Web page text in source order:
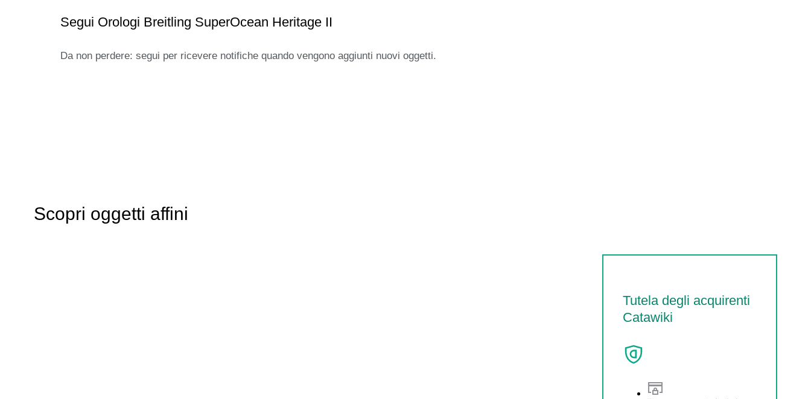
Segui Orologi Breitling SuperOcean Heritage II
Da non perdere: segui per ricevere notifiche quando vengono aggiunti nuovi oggetti.
Scopri oggetti affini
Tutela degli acquirenti
Catawiki